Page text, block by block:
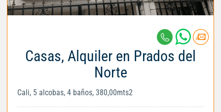
Casas, Alquiler en Prados del
Norte
Cali, 5 alcobas, 4 baños, 380,00mts2